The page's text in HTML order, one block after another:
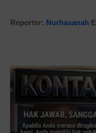
Reporter: Nurhasanah